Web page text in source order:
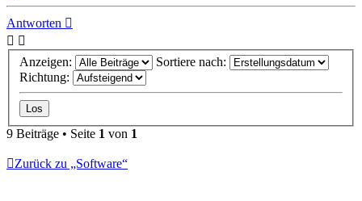
Antworten
Anzeigen:
Sortiere nach:
Richtung:
9 Beiträge • Seite 1 von 1
Zurück zu „Software“